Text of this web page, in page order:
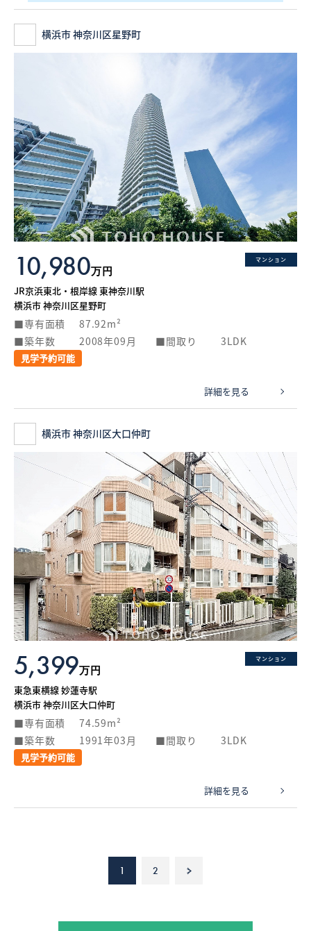
横浜市 神奈川区星野町
マンション
10,980万円
JR京浜東北・根岸線 東神奈川駅
横浜市 神奈川区星野町
専有面積
87.92m²
築年数
2008年09月 間取り 3LDK
見学予約可能
詳細を見る
横浜市 神奈川区大口仲町
マンション
5,399万円
東急東横線 妙蓮寺駅
横浜市 神奈川区大口仲町
専有面積
74.59m²
築年数
1991年03月 間取り 3LDK
見学予約可能
詳細を見る
1 2 >